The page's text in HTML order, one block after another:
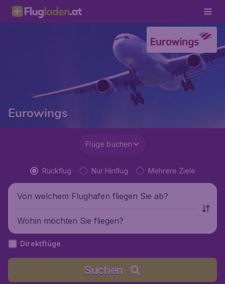
Eurowings
Flüge buchen
Rückflug Nur Hinflug Mehrere Ziele
Von welchem Flughafen fliegen Sie ab?
Wohin möchten Sie fliegen?
Direktflüge
Suchen